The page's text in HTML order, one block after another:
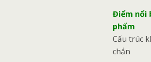
Điểm nổi
phẩm
Cấu trúc
chắn